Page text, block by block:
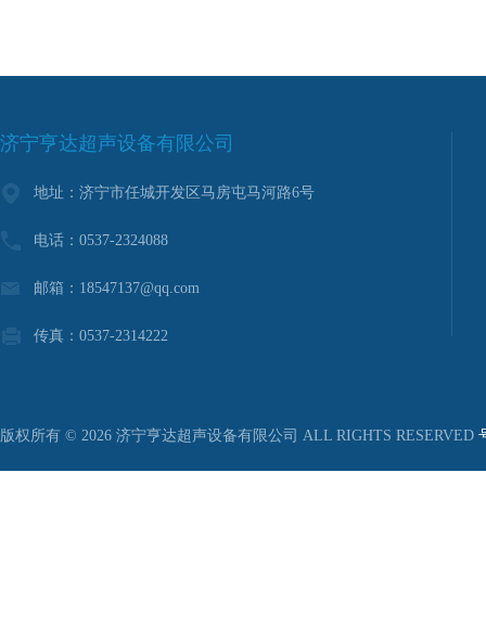
济宁亨达超声设备有限公司
地址：济宁市任城开发区马房屯马河路6号
电话：0537-2324088
邮箱：18547137@qq.com
传真：0537-2314222
版权所有 © 2026 济宁亨达超声设备有限公司 ALL RIGHTS RESERVED